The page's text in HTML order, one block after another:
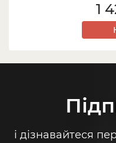
1
і дізнавайтеся